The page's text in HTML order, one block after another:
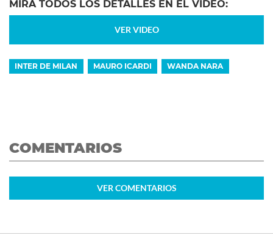
MIRÁ TODOS LOS DETALLES EN EL VIDEO:
VER VIDEO
INTER DE MILAN MAURO ICARDI WANDA NARA
COMENTARIOS
VER COMENTARIOS